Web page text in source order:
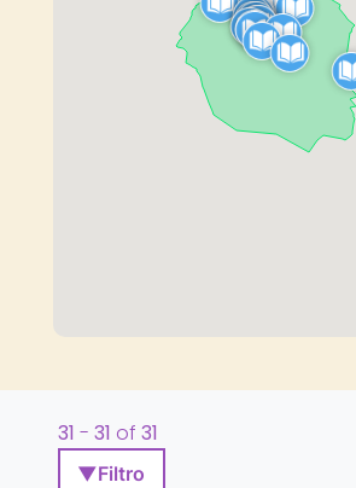
31 - 31 of 31
▼Filtro